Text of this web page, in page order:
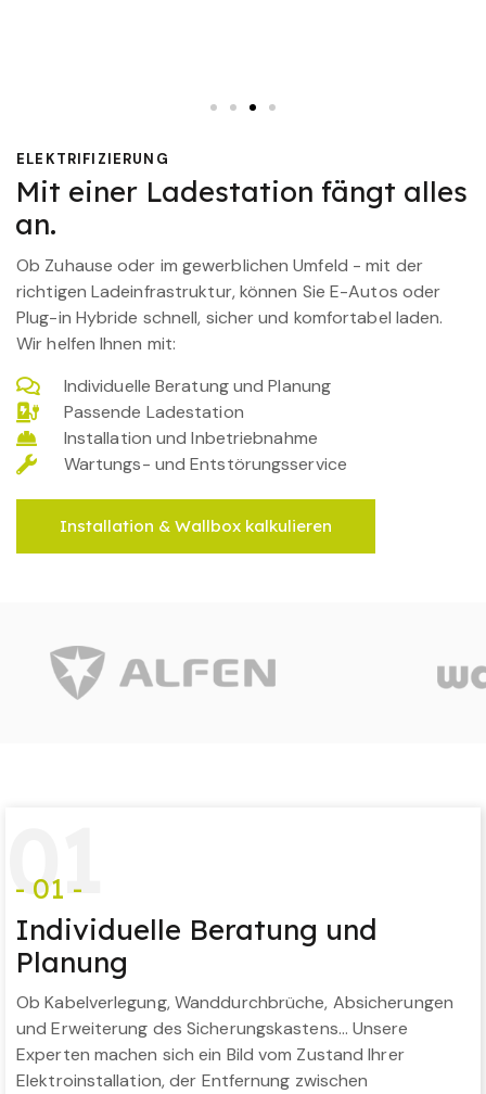
ELEKTRIFIZIERUNG
Mit einer Ladestation fängt alles
an.
Ob Zuhause oder im gewerblichen Umfeld - mit der
richtigen Ladeinfrastruktur, können Sie E-Autos oder
Plug-in Hybride schnell, sicher und komfortabel laden.
Wir helfen Ihnen mit:
Individuelle Beratung und Planung
Passende Ladestation
Installation und Inbetriebnahme
Wartungs- und Entstörungsservice
Installation & Wallbox kalkulieren
01
- 01 -
Individuelle Beratung und
Planung
Ob Kabelverlegung, Wanddurchbrüche, Absicherungen
und Erweiterung des Sicherungskastens… Unsere
Experten machen sich ein Bild vom Zustand Ihrer
Elektroinstallation, der Entfernung zwischen